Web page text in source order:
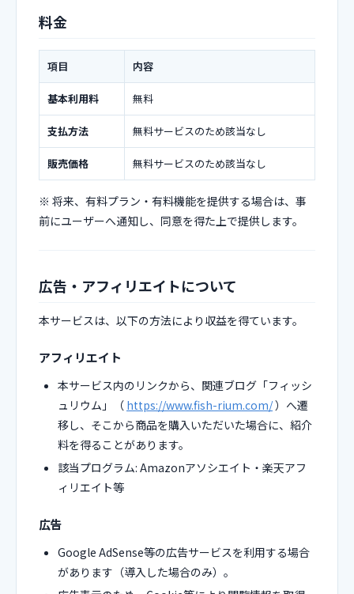
料金
項目 内容
基本利用料 無料
支払方法 無料サービスのため該当なし
販売価格 無料サービスのため該当なし
※ 将来、有料プラン・有料機能を提供する場合は、事
前にユーザーへ通知し、同意を得た上で提供します。
広告・アフィリエイトについて
本サービスは、以下の方法により収益を得ています。
アフィリエイト
本サービス内のリンクから、関連ブログ「フィッシ
ュリウム」（ https://www.fish-rium.com/）へ遷
移し、そこから商品を購入いただいた場合に、紹介
料を得ることがあります。
該当プログラム: Amazonアソシエイト・楽天アフ
ィリエイト等
広告
Google AdSense等の広告サービスを利用する場合
があります（導入した場合のみ）。